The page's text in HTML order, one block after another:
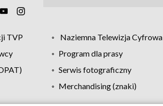
TVP Naziemna Telewizja Cyfrowa
Program dla prasy
Serwis fotograficzny
Merchandising (znaki)